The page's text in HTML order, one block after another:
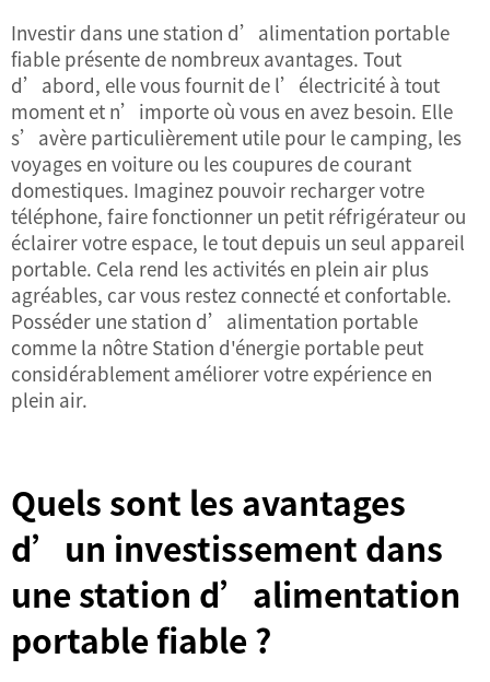
Investir dans une station d’alimentation portable
fiable présente de nombreux avantages. Tout
d’abord, elle vous fournit de l’électricité à tout
moment et n’importe où vous en avez besoin. Elle
s’avère particulièrement utile pour le camping, les
voyages en voiture ou les coupures de courant
domestiques. Imaginez pouvoir recharger votre
téléphone, faire fonctionner un petit réfrigérateur ou
éclairer votre espace, le tout depuis un seul appareil
portable. Cela rend les activités en plein air plus
agréables, car vous restez connecté et confortable.
Posséder une station d’alimentation portable
comme la nôtre Station d'énergie portable peut
considérablement améliorer votre expérience en
plein air.
Quels sont les avantages
d’un investissement dans
une station d’alimentation
portable fiable ?